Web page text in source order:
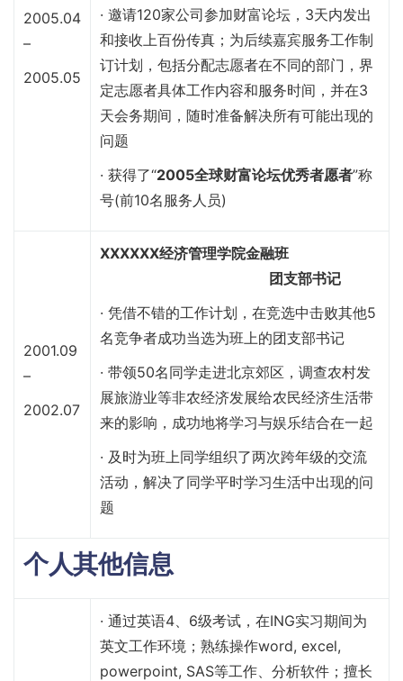
2005.04
–
2005.05
· 邀请120家公司参加财富论坛，3天内发出
和接收上百份传真；为后续嘉宾服务工作制
订计划，包括分配志愿者在不同的部门，界
定志愿者具体工作内容和服务时间，并在3
天会务期间，随时准备解决所有可能出现的
问题
· 获得了“2005全球财富论坛优秀者愿者”称
号(前10名服务人员)
2001.09
–
2002.07
XXXXXX经济管理学院金融班
团支部书记
· 凭借不错的工作计划，在竞选中击败其他5
名竞争者成功当选为班上的团支部书记
· 带领50名同学走进北京郊区，调查农村发
展旅游业等非农经济发展给农民经济生活带
来的影响，成功地将学习与娱乐结合在一起
· 及时为班上同学组织了两次跨年级的交流
活动，解决了同学平时学习生活中出现的问
题
个人其他信息
· 通过英语4、6级考试，在ING实习期间为
英文工作环境；熟练操作word, excel,
powerpoint, SAS等工作、分析软件；擅长